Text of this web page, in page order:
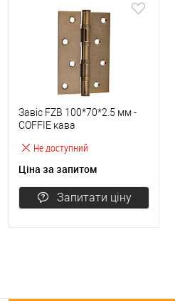
Не доступний
Завіс FZB 100*70*2.5 мм -
COFFIE кава
Ціна за запитом
Запитати ціну